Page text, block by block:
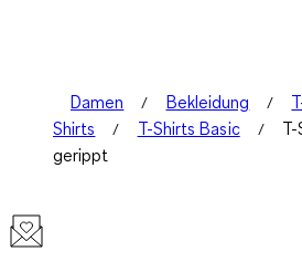
Damen Bekleidung
Shirts
T-Shirts Basic
gerippt